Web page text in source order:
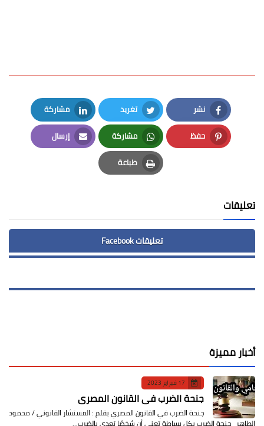
نشر
Facebook
تغريد
Twitter
مشاركة
LinkedIn
حفظ
Pinterest
مشاركة
Whatsapp
إرسال
Email
طباعة
Print
تعليقات
تعليقات Facebook
أخبار مميزة
17 فبراير 2023
جنحة الضرب في القانون المصري
جنحة الضرب في القانون المصري بقلم : المستشار القانوني / محمود